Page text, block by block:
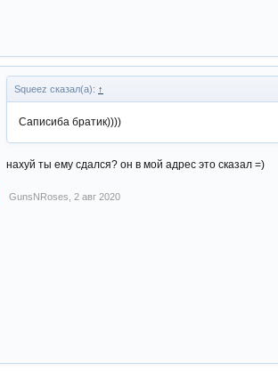
Squeez сказал(а): ↑
Cаписиба братик))))
нахуй ты ему сдался? он в мой адрес это сказал =)
GunsNRoses 2 авг 2020